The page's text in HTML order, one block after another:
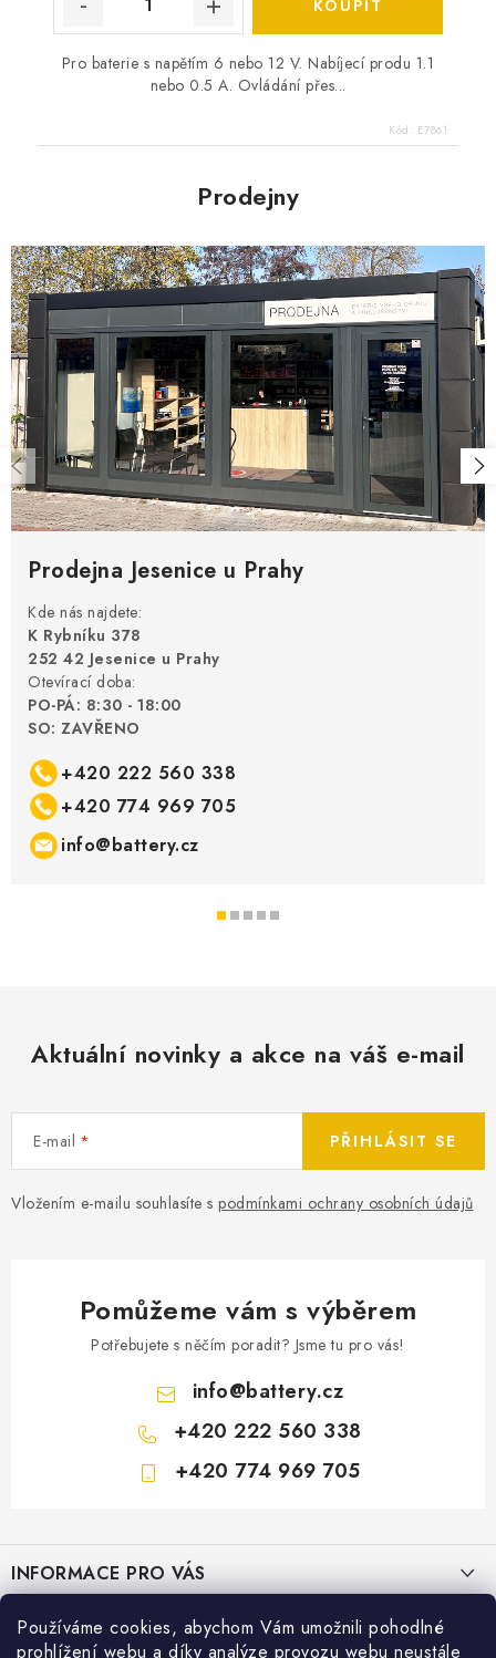
Používáme cookies, abychom Vám umožnili pohodlné
prohlížení webu a díky analýze provozu webu neustále
Pro baterie s napětím 6 nebo 12 V. Nabíjecí produ 1.1
nebo 0.5 A. Ovládání přes...
Kód: E7861
Prodejny
Prodejna Jesenice u Prahy
Kde nás najdete:
K Rybníku 378
252 42 Jesenice u Prahy
Otevírací doba:
PO-PÁ: 8:30 - 18:00
SO: ZAVŘENO
+420 222 560 338
+420 774 969 705
info@battery.cz
Aktuální novinky a akce na váš e-mail
E-mail
Vložením e-mailu souhlasíte s podmínkami ochrany osobních údajů
PŘIHLÁSIT SE
Pomůžeme vám s výběrem
Potřebujete s něčím poradit? Jsme tu pro vás!
info@battery.cz
+420 222 560 338
+420 774 969 705
pINFORMACE PRO VÁS
KONTAKTY
PRODEJNY BATTERY.CZ